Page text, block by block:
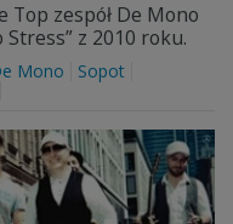
Top zespół De Mono
Stress” z 2010 roku.
Mono
Sopot